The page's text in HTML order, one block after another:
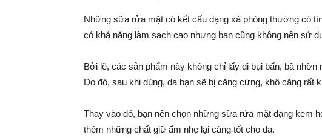
Những sữa rửa mặt có kết cấu dạng xà phòng thường có
có khả năng làm sạch cao nhưng bạn cũng không nên sử
Bởi lẽ, các sản phẩm này không chỉ lấy đi bụi bẩn, bã nhờn
Do đó, sau khi dùng, da bạn sẽ bị căng cứng, khô căng rất
Thay vào đó, bạn nên chọn những sữa rửa mặt dạng kem
thêm những chất giữ ẩm nhẹ lại càng tốt cho da.